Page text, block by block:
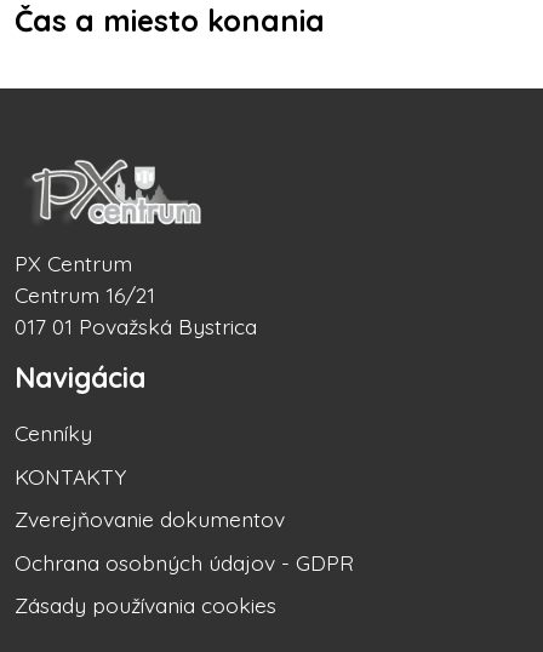
Čas a miesto konania
PX Centrum
Centrum 16/21
017 01 Považská Bystrica
Navigácia
Cenníky
KONTAKTY
Zverejňovanie dokumentov
Ochrana osobných údajov - GDPR
Zásady používania cookies